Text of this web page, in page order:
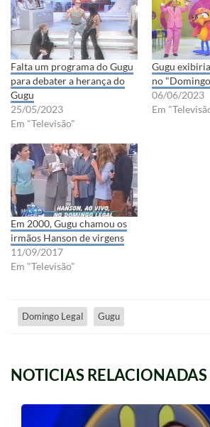
Falta um programa do Gugu
para debater a herança do
Gugu
25/05/2023
Em "Televisão"
Gugu
no
06/06/2023
Em
Em 2000, Gugu chamou os
irmãos Hanson de virgens
11/09/2017
Em "Televisão"
Domingo Legal Gugu
NOTICIAS RELACIONADAS